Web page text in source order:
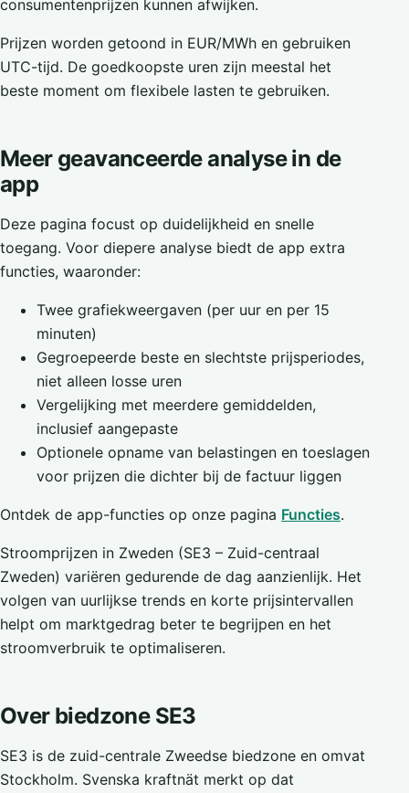
consumentenprijzen kunnen afwijken.
Prijzen worden getoond in EUR/MWh en gebruiken
UTC-tijd. De goedkoopste uren zijn meestal het
beste moment om flexibele lasten te gebruiken.
Meer geavanceerde analyse in de
app
Deze pagina focust op duidelijkheid en snelle
toegang. Voor diepere analyse biedt de app extra
functies, waaronder:
Twee grafiekweergaven (per uur en per 15
minuten)
Gegroepeerde beste en slechtste prijsperiodes,
niet alleen losse uren
Vergelijking met meerdere gemiddelden,
inclusief aangepaste
Optionele opname van belastingen en toeslagen
voor prijzen die dichter bij de factuur liggen
Ontdek de app-functies op onze pagina Functies.
Stroomprijzen in Zweden (SE3 – Zuid-centraal
Zweden) variëren gedurende de dag aanzienlijk. Het
volgen van uurlijkse trends en korte prijsintervallen
helpt om marktgedrag beter te begrijpen en het
stroomverbruik te optimaliseren.
Over biedzone SE3
SE3 is de zuid-centrale Zweedse biedzone en omvat
Stockholm. Svenska kraftnät merkt op dat